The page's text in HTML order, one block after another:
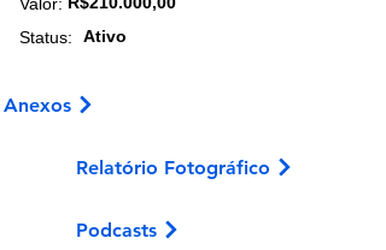
Status:
Ativo
Anexos
Relatório Fotográfico
Podcasts